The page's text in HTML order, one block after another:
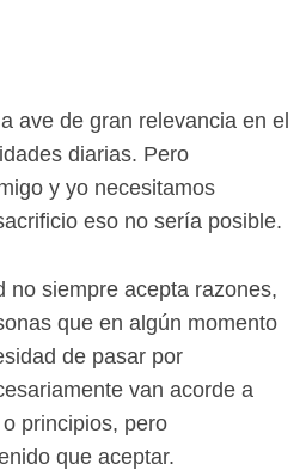
ave de gran relevancia en el
diarias. Pero
y yo necesitamos
eso no sería posible.
no siempre acepta razones,
que en algún momento
de pasar por
van acorde a
principios, pero
que aceptar.